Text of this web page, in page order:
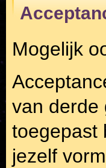
Mogelijk
van derde
toegepast
jezelf